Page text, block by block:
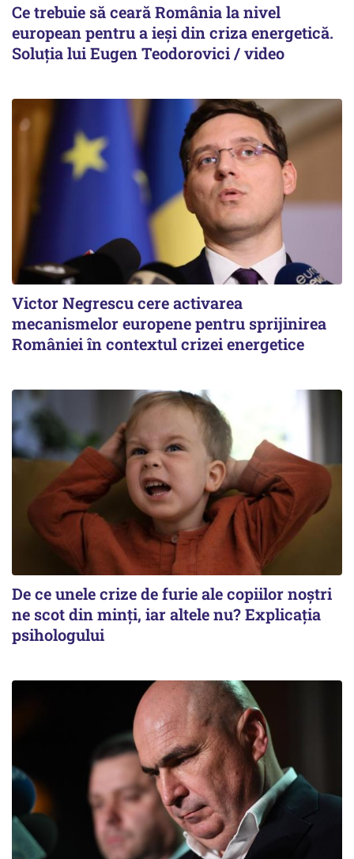
Ce trebuie să ceară România la nivel
european pentru a ieși din criza energetică.
Soluția lui Eugen Teodorovici / video
Victor Negrescu cere activarea
mecanismelor europene pentru sprijinirea
României în contextul crizei energetice
De ce unele crize de furie ale copiilor noștri
ne scot din minți, iar altele nu? Explicația
psihologului